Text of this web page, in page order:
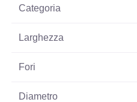
Categoria
Larghezza
Fori
Diametro